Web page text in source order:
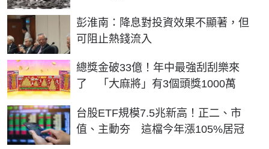
彭淮南：降息對投資效果不顯著，但
可阻止熱錢流入
總獎金破33億！年中最強刮刮樂來
了 「大麻將」有3個頭獎1000萬
台股ETF規模7.5兆新高！正二、市
值、主動夯 這檔今年漲105%居冠